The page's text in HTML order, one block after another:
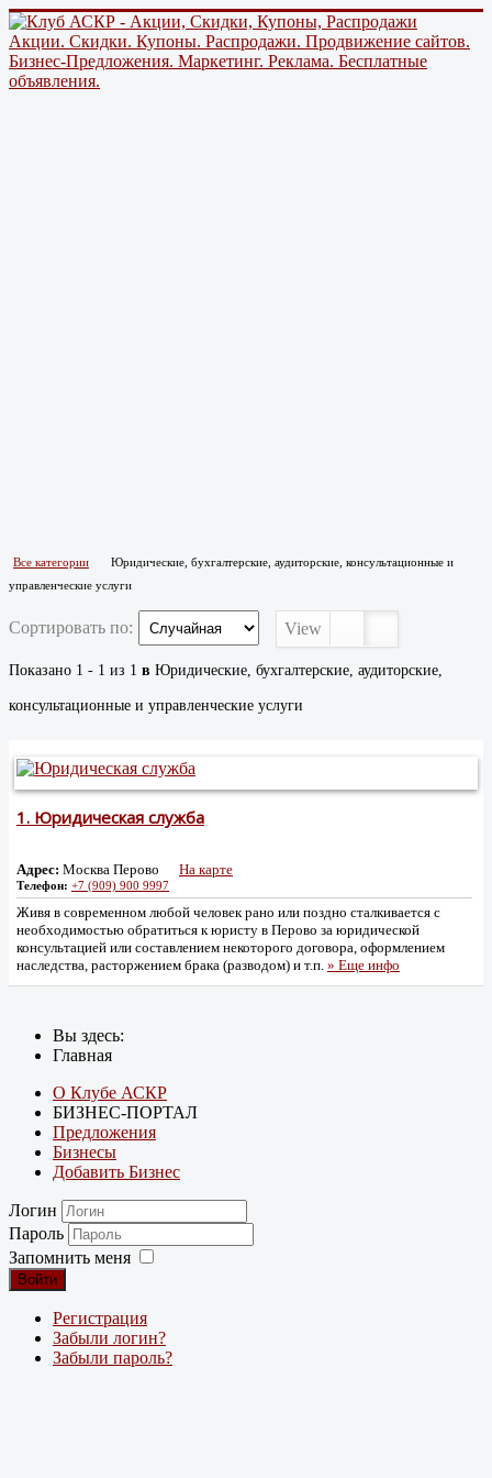
Акции. Скидки. Купоны. Распродажи. Продвижение сайтов.
Бизнес-Предложения. Маркетинг. Реклама. Бесплатные
объявления.
Все категории
Юридические, бухгалтерские, аудиторские, консультационные и
управленческие услуги
Сортировать по: View
Показано 1 - 1 из 1 в Юридические, бухгалтерские, аудиторские,
консультационные и управленческие услуги
1. Юридическая служба
Адрес: Москва Перово На карте
Телефон: +7 (909) 900 9997
Живя в современном любой человек рано или поздно сталкивается с
необходимостью обратиться к юристу в Перово за юридической
консультацией или составлением некоторого договора, оформлением
наследства, расторжением брака (разводом) и т.п. » Еще инфо
Вы здесь:
Главная
О Клубе АСКР
БИЗНЕС-ПОРТАЛ
Предложения
Бизнесы
Добавить Бизнес
Логин
Пароль
Запомнить меня
Войти
Регистрация
Забыли логин?
Забыли пароль?